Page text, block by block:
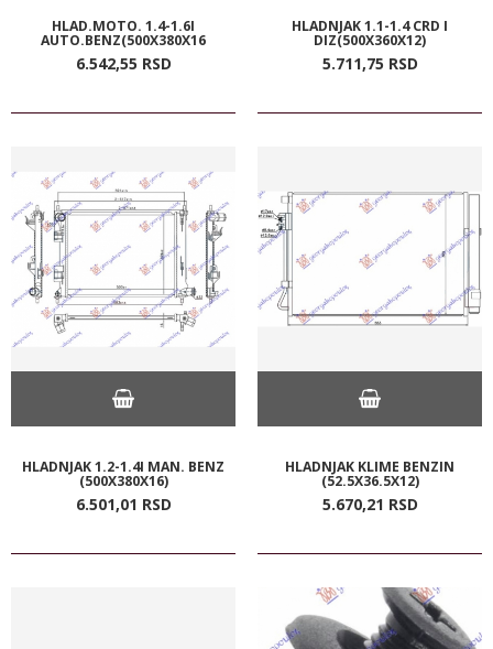
HLAD.MOTO. 1.4-1.6I
AUTO.BENZ(500X380X16
6.542,55 RSD
HLADNJAK 1.1-1.4 CRD I
DIZ(500X360X12)
5.711,75 RSD
HLADNJAK 1.2-1.4I MAN. BENZ
(500X380X16)
6.501,01 RSD
HLADNJAK KLIME BENZIN
(52.5X36.5X12)
5.670,21 RSD